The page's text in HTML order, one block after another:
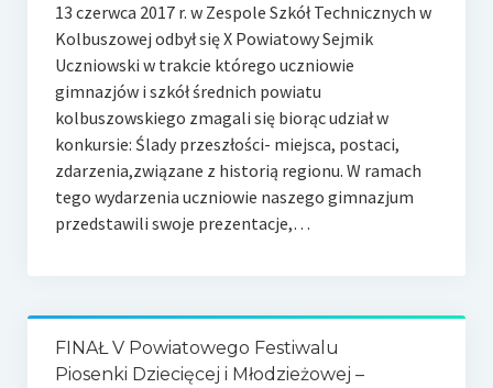
13 czerwca 2017 r. w Zespole Szkół Technicznych w
Kolbuszowej odbył się X Powiatowy Sejmik
Uczniowski w trakcie którego uczniowie
gimnazjów i szkół średnich powiatu
kolbuszowskiego zmagali się biorąc udział w
konkursie: Ślady przeszłości- miejsca, postaci,
zdarzenia,związane z historią regionu. W ramach
tego wydarzenia uczniowie naszego gimnazjum
przedstawili swoje prezentacje,…
FINAŁ V Powiatowego Festiwalu
Piosenki Dziecięcej i Młodzieżowej –